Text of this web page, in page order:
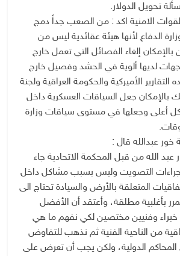
تحويل الدولار.
الامنية اكد : من الصعب جداً دمج
الدفاع لأنها هيئة عقائدية ليس من
بالإمكان إلغاء الفصائل التي تعمل خارج
لديها ألوية في الحشد وفصيل خارج
الأميركية والحكومة العراقية ولجنة
بالإمكان جعل السياقات العسكرية داخل
أعلى وجعلها في مستوى سياقات وزارة
عبدالله قال :
عبد الله من قبل المحكمة الاتحادية جاء
التصويت وليس بسبب مشاكل داخل
المتعلقة بالأرض والسيادة تحتاج الى
بأغلبية مطلقة، وأعتقد أن الأفضل
خبراء وفنيين مختصين لكي نفهم ما هي
من الناحية الفنية ثم نذهب للتفاوض
المحاكم الدولية، ولكن يجب أن تعرض على